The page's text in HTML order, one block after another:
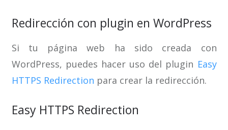
Redirección con plugin en WordPress
Si tu página web ha sido creada con
WordPress, puedes hacer uso del plugin Easy
HTTPS Redirection para crear la redirección.
Easy HTTPS Redirection